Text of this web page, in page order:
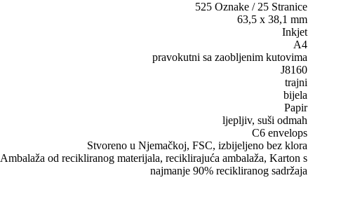
525 Oznake / 25 Stranice
63,5 x 38,1 mm
Inkjet
A4
pravokutni sa zaobljenim kutovima
J8160
trajni
bijela
Papir
ljepljiv, suši odmah
C6 envelops
Stvoreno u Njemačkoj, FSC, izbijeljeno bez klora
Ambalaža od recikliranog materijala, reciklirajuća ambalaža, Karton s
najmanje 90% recikliranog sadržaja